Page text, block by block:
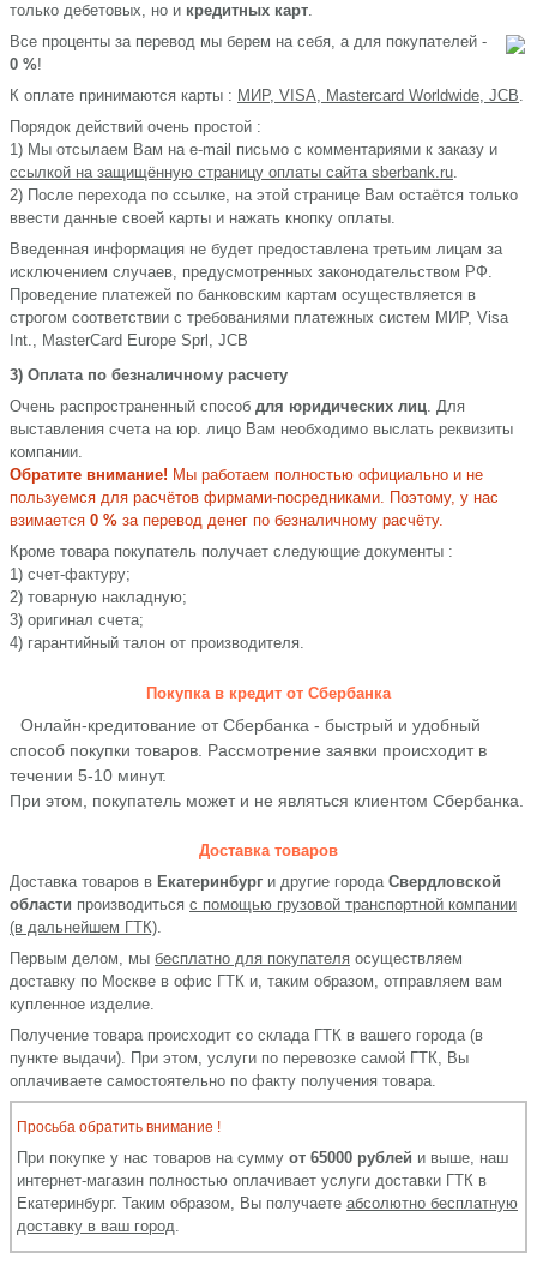
только дебетовых, но и кредитных карт.
Все проценты за перевод мы берем на себя, а для покупателей -
0 %!
К оплате принимаются карты : МИР, VISA, Mastercard Worldwide, JCB.
Порядок действий очень простой :
1) Мы отсылаем Вам на e-mail письмо с комментариями к заказу и
ссылкой на защищённую страницу оплаты сайта sberbank.ru.
2) После перехода по ссылке, на этой странице Вам остаётся только
ввести данные своей карты и нажать кнопку оплаты.
Введенная информация не будет предоставлена третьим лицам за
исключением случаев, предусмотренных законодательством РФ.
Проведение платежей по банковским картам осуществляется в
строгом соответствии с требованиями платежных систем МИР, Visa
Int., MasterCard Europe Sprl, JCB
3) Оплата по безналичному расчету
Очень распространенный способ для юридических лиц. Для
выставления счета на юр. лицо Вам необходимо выслать реквизиты
компании.
Обратите внимание! Мы работаем полностью официально и не
пользуемся для расчётов фирмами-посредниками. Поэтому, у нас
взимается 0 % за перевод денег по безналичному расчёту.
Кроме товара покупатель получает следующие документы :
1) счет-фактуру;
2) товарную накладную;
3) оригинал счета;
4) гарантийный талон от производителя.
Покупка в кредит от Сбербанка
Онлайн-кредитование от Сбербанка - быстрый и удобный
способ покупки товаров. Рассмотрение заявки происходит в
течении 5-10 минут.
При этом, покупатель может и не являться клиентом Сбербанка.
Доставка товаров
Доставка товаров в Екатеринбург и другие города Свердловской
области производиться с помощью грузовой транспортной компании
(в дальнейшем ГТК).
Первым делом, мы бесплатно для покупателя осуществляем
доставку по Москве в офис ГТК и, таким образом, отправляем вам
купленное изделие.
Получение товара происходит со склада ГТК в вашего города (в
пункте выдачи). При этом, услуги по перевозке самой ГТК, Вы
оплачиваете самостоятельно по факту получения товара.
Просьба обратить внимание !
При покупке у нас товаров на сумму от 65000 рублей и выше, наш
интернет-магазин полностью оплачивает услуги доставки ГТК в
Екатеринбург. Таким образом, Вы получаете абсолютно бесплатную
доставку в ваш город.